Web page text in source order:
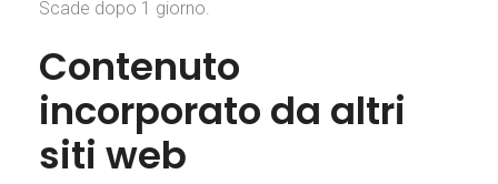
Scade dopo 1 giorno.
Contenuto
incorporato da altri
siti web